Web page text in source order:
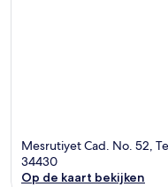
Mesrutiyet Cad. No. 52,
34430
Op de kaart bekijken